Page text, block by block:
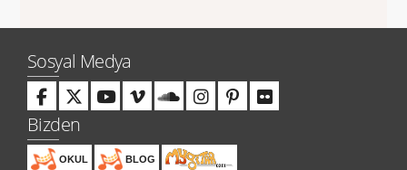
Sosyal Medya
Bizden
OKUL BLOG